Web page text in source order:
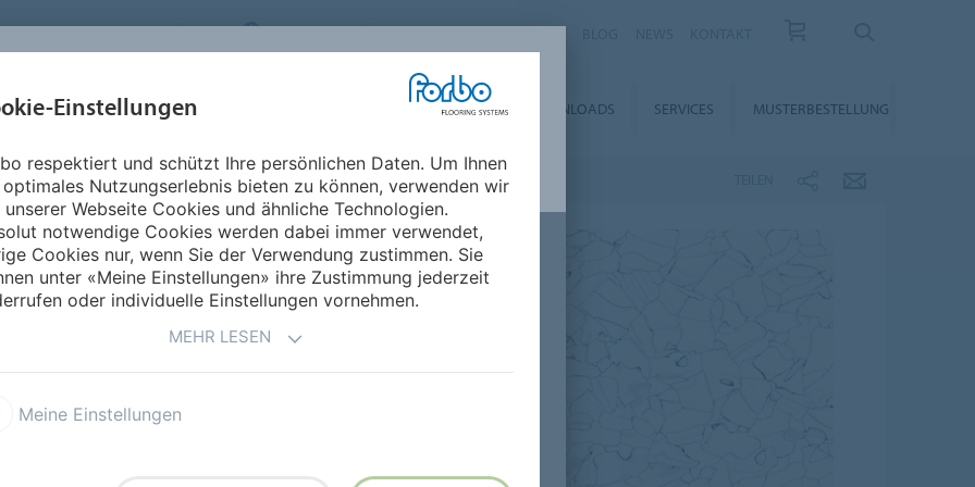
FLOORING SYSTEMS GERMANY
EINSATZBEREICHE NACHHALTIGKEIT DOWNLOADS SERVICES MUSTERBESTELLUNG
Colorex SD
ist gleichzeitig
nach VDE 0100-600
mit spannungsführenden
Einstellungen
respektiert und schützt Ihre persönlichen Daten. Um Ihnen
Nutzungserlebnis bieten zu können, verwenden wir
unserer Webseite Cookies und ähnliche Technologien.
notwendige Cookies werden dabei immer verwendet,
Cookies nur, wenn Sie der Verwendung zustimmen. Sie
unter «Meine Einstellungen» ihre Zustimmung jederzeit
oder individuelle Einstellungen vornehmen.
MEHR LESEN
Meine Einstellungen